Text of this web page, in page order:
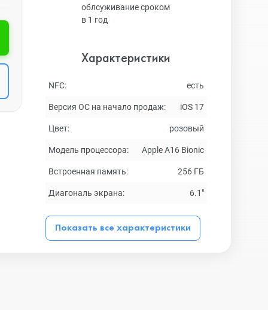
облсуживание сроком
в 1 год
Характеристики
NFC: есть
Версия ОС на начало продаж: iOS 17
Цвет: розовый
Модель процессора: Apple A16 Bionic
Встроенная память: 256 ГБ
Диагональ экрана: 6.1"
Показать все характеристики